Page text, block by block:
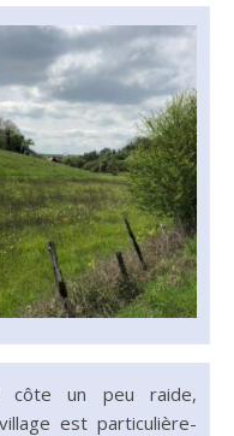
côte un peu raide,
est par­ti­c­ulière­